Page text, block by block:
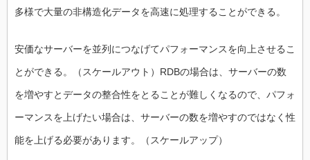
多様で大量の非構造化データを高速に処理することができる。
安価なサーバーを並列につなげてパフォーマンスを向上させるこ
とができる。（スケールアウト）RDBの場合は、サーバーの数
を増やすとデータの整合性をとることが難しくなるので、パフォ
ーマンスを上げたい場合は、サーバーの数を増やすのではなく性
能を上げる必要があります。（スケールアップ）